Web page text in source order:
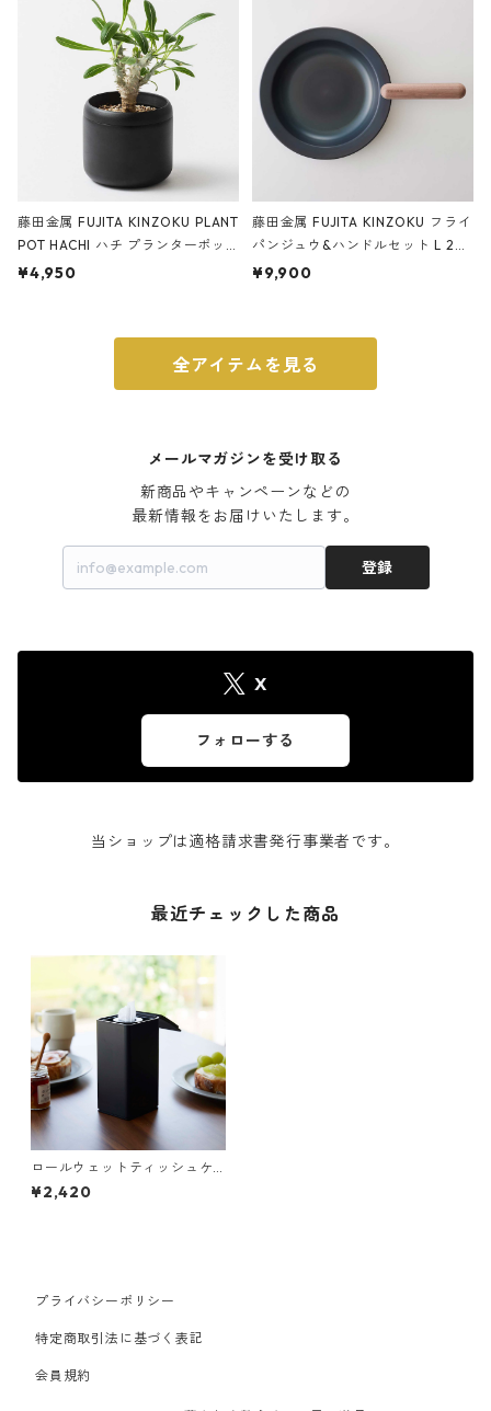
藤田金属 FUJITA KINZOKU PLANT
POT HACHI ハチ プランターポッ
ト 3号 ブラック
¥4,950
藤田金属 FUJITA KINZOKU フライ
パンジュウ&ハンドルセット L 24c
m ガス火・IH対応 鉄フライパン
¥9,900
全アイテムを見る
メールマガジンを受け取る
新商品やキャンペーンなどの
最新情報をお届けいたします。
登録
X
フォローする
当ショップは適格請求書発行事業者です。
最近チェックした商品
ロールウェットティッシュケ
ース 山崎実業 tower タワー
ロール型ウェットティッシュ
¥2,420
プライバシーポリシー
特定商取引法に基づく表記
会員規約